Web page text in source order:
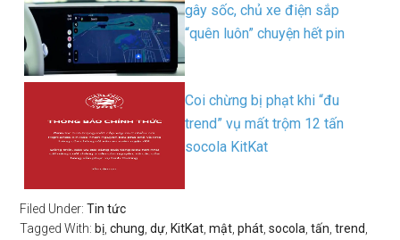
gây sốc, chủ xe điện sắp
“quên luôn” chuyện hết pin
Coi chừng bị phạt khi “đu
trend” vụ mất trộm 12 tấn
socola KitKat
Filed Under:Tin tức
Tagged With: bị ,chung ,dự KitKat ,mật ,phát ,socola ,tấn ,trend